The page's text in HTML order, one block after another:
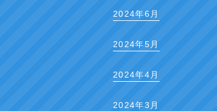
2024年6月
2024年5月
2024年4月
2024年3月